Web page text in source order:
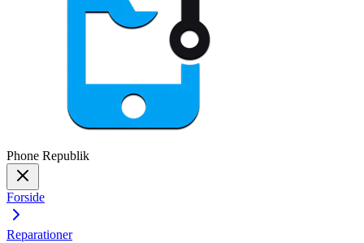
Phone Republik
Forside
Reparationer